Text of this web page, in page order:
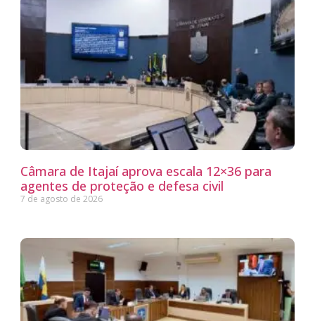
Câmara de Itajaí aprova escala 12×36 para
agentes de proteção e defesa civil
7 de agosto de 2026